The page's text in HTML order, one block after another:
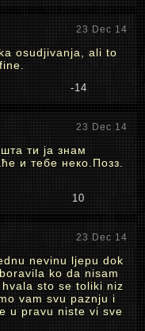
23 Dec 14
osudjivanja, ali to
-14
23 Dec 14
ти ја знам
и тебе неко.Позз.
10
23 Dec 14
nevinu ljepu dok
ko da nisam
sto se toliki niz
vam svu paznju i
u pravu niste vi sve